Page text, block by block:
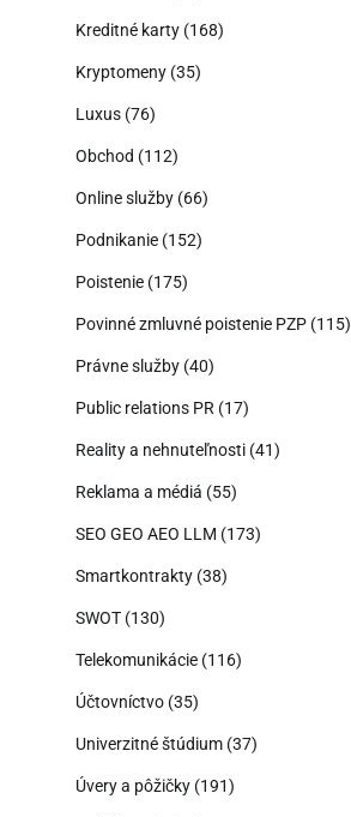
Kreditné karty (168)
Kryptomeny (35)
Luxus (76)
Obchod (112)
Online služby (66)
Podnikanie (152)
Poistenie (175)
Povinné zmluvné poistenie PZP (115)
Právne služby (40)
Public relations PR (17)
Reality a nehnuteľnosti (41)
Reklama a médiá (55)
SEO GEO AEO LLM (173)
Smartkontrakty (38)
SWOT (130)
Telekomunikácie (116)
Účtovníctvo (35)
Univerzitné štúdium (37)
Úvery a pôžičky (191)